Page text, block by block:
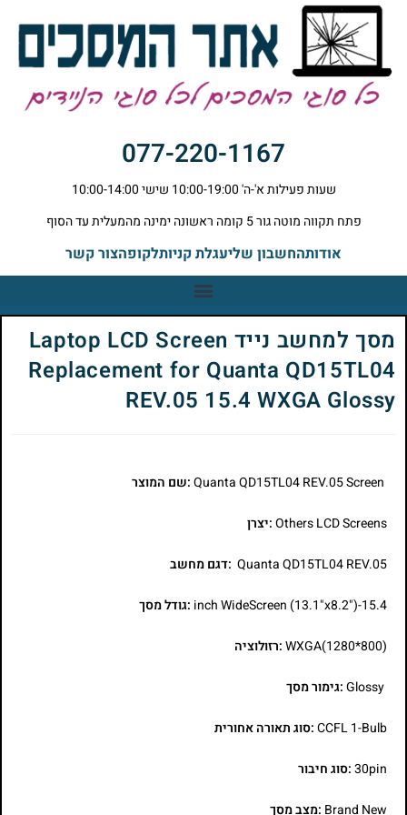
077-220-1167
שעות פעילות א'-ה' 10:00-19:00 שישי 10:00-14:00
פתח תקווה מוטה גור 5 קומה ראשונה ימינה מהמעלית עד הסוף
אודותהחשבון שליעגלת קניותלקופהצור קשר
מסך למחשב נייד Laptop LCD Screen
Replacement for Quanta QD15TL04
REV.05 15.4 WXGA Glossy
:שם המוצר
Others LCD Screens:יצרן
Quanta QD15TL04 REV.05 :דגם מחשב
15.4-inch WideScreen (13.1"x8.2") :גודל מסך
WXGA(1280*800):רזולוציה
Glossy:גימור מסך
CCFL 1-Bulb:סוג תאורה אחורית
30pin:סוג חיבור
Brand New :מצב מסך